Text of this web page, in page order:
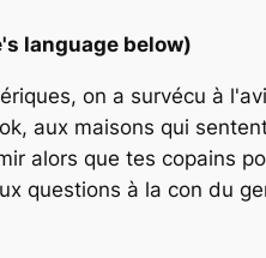
language below)
on a survécu à
aux maisons qui
alors que tes copains
questions à la con du